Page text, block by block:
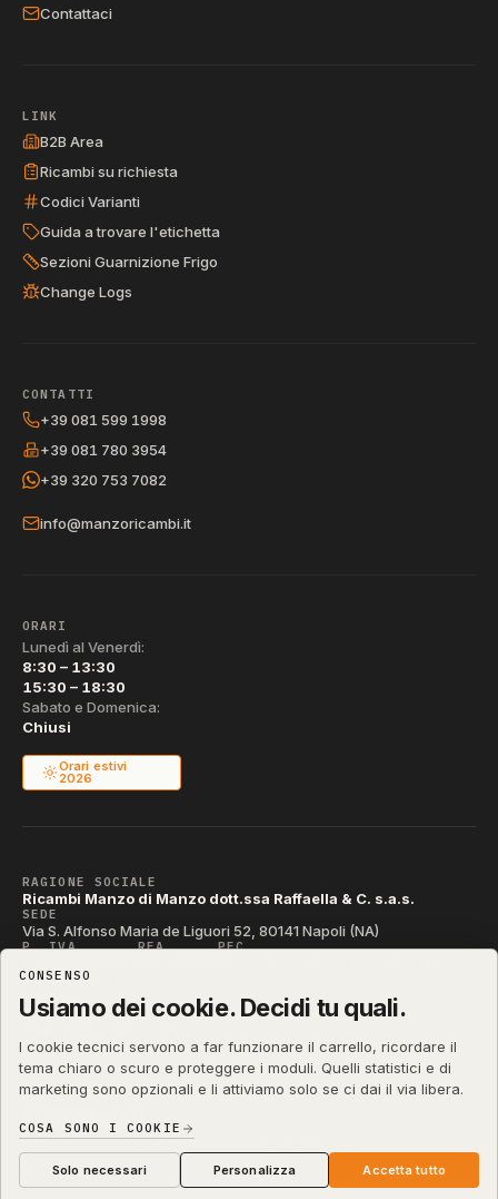
Contattaci
LINK
B2B Area
Ricambi su richiesta
Codici Varianti
Guida a trovare l'etichetta
Sezioni Guarnizione Frigo
Change Logs
CONTATTI
+39 081 599 1998
+39 081 780 3954
+39 320 753 7082
info@manzoricambi.it
ORARI
Lunedì al Venerdì:
8:30 – 13:30
15:30 – 18:30
Sabato e Domenica:
Chiusi
Orari estivi
2026
RAGIONE SOCIALE
Ricambi Manzo di Manzo dott.ssa Raffaella & C. s.a.s.
SEDE
Via S. Alfonso Maria de Liguori 52, 80141 Napoli (NA)
P. IVA REA PEC
CODICE SDI
T04ZHR3
shop.manzoricambi.it©2001 – 2026
Privacy & Cookie·Termini
Preferenze cookie
CONSENSO
Usiamo dei cookie. Decidi tu quali.
I cookie tecnici servono a far funzionare il carrello, ricordare il
tema chiaro o scuro e proteggere i moduli. Quelli statistici e di
marketing sono opzionali e li attiviamo solo se ci dai il via libera.
COSA SONO I COOKIE
Solo necessari Personalizza Accetta tutto